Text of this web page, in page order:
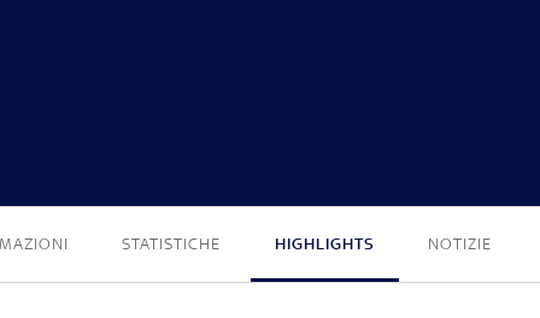
STATISTICHE HIGHLIGHTS NOTIZIE